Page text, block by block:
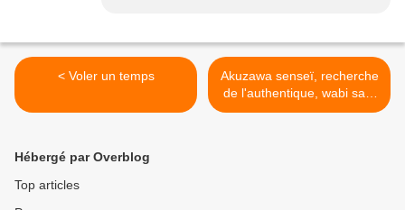
< Voler un temps
Akuzawa senseï, recherche
de l'authentique, wabi sabi
et yakitori… >
Hébergé par Overblog
Top articles